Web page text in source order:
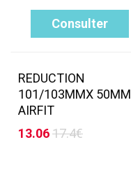
Consulter
REDUCTION
101/103MMX 50MM
AIRFIT
13.0617.4€